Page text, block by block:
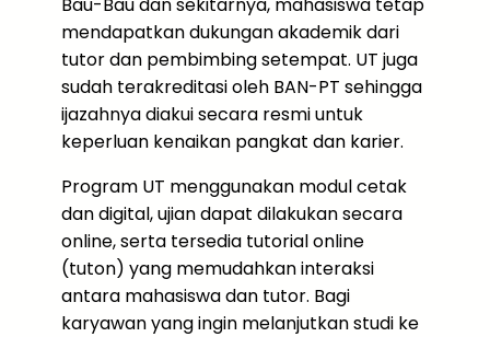
mendapatkan dukungan akademik dari
tutor dan pembimbing setempat. UT juga
sudah terakreditasi oleh BAN-PT sehingga
ijazahnya diakui secara resmi untuk
keperluan kenaikan pangkat dan karier.
Program UT menggunakan modul cetak
dan digital, ujian dapat dilakukan secara
online, serta tersedia tutorial online
(tuton) yang memudahkan interaksi
antara mahasiswa dan tutor. Bagi
karyawan yang ingin melanjutkan studi ke